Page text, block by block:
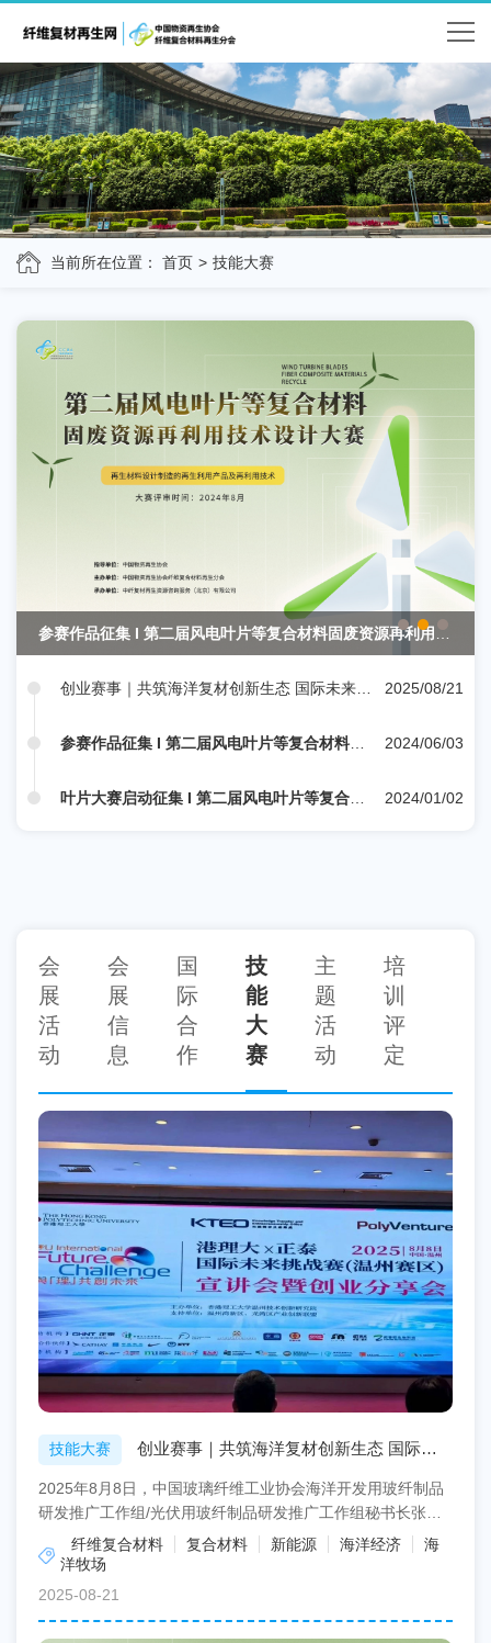
当前所在位置： 首页 技能大赛
参赛作品征集 I 第二届风电叶片等复合材料固废资源再利用技
术设计大赛7月20日截止报名
创业赛事｜共筑海洋复材创新生态 国际未来挑
2025/08/21
参赛作品征集 I 第二届风电叶片等复合材料固
2024/06/03
叶片大赛启动征集 I 第二届风电叶片等复合材
2024/01/02
会
展
活
动
会
展
信
息
国
际
合
作
技
能
大
赛
主
题
活
动
培
训
评
定
技能大赛
2025年8月8日，中国玻璃纤维工业协会海洋开发用玻纤制品
研发推广工作组/光伏用玻纤制品研发推广工作组秘书长张荣
琪应邀出席香港理工大学与正泰集团联合主办的“港理...
纤维复合材料 复合材料 新能源 海洋经济
海
洋牧场
2025-08-21